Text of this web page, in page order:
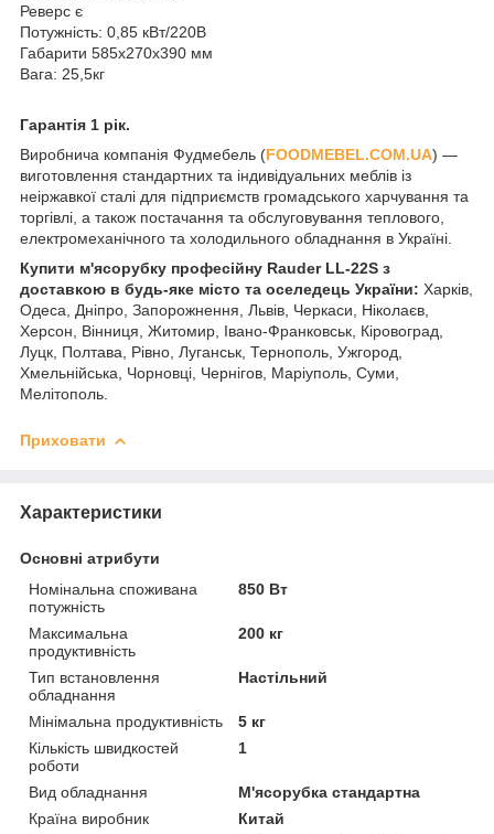
Реверс є
Потужність: 0,85 кВт/220В
Габарити 585x270x390 мм
Вага: 25,5кг
Гарантія 1 рік.
Виробнича компанія Фудмебель (FOODMEBEL.СOM.UA) —
виготовлення стандартних та індивідуальних меблів із
неіржавкої сталі для підприємств громадського харчування та
торгівлі, а також постачання та обслуговування теплового,
електромеханічного та холодильного обладнання в Україні.
Купити м'ясорубку професійну Rauder LL-22S з
доставкою в будь-яке місто та оселедець України: Харків,
Одеса, Дніпро, Запорожнення, Львів, Черкаси, Ніколаєв,
Херсон, Вінниця, Житомир, Івано-Франковськ, Кіровоград,
Луцк, Полтава, Рівно, Луганськ, Тернополь, Ужгород,
Хмельнійська, Чорновці, Чернігов, Маріуполь, Суми,
Мелітополь.
Приховати
Характеристики
Основні атрибути
Номінальна споживана
потужність
850 Вт
Максимальна
продуктивність
200 кг
Тип встановлення
обладнання
Настільний
Мінімальна продуктивність
5 кг
Кількість швидкостей
роботи
1
Вид обладнання
М'ясорубка стандартна
Країна виробник
Китай